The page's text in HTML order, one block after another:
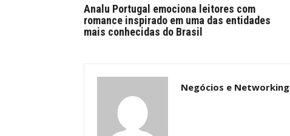
Analu Portugal emociona leitores com
romance inspirado em uma das entidades
mais conhecidas do Brasil
Negócios e Networking